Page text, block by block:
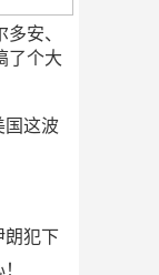
安、
了个大
国这波
朗犯下